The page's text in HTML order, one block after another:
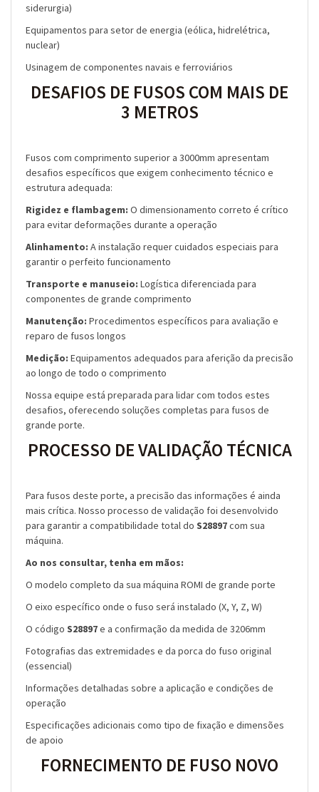
siderurgia)
Equipamentos para setor de energia (eólica, hidrelétrica,
nuclear)
Usinagem de componentes navais e ferroviários
DESAFIOS DE FUSOS COM MAIS DE
3 METROS
Fusos com comprimento superior a 3000mm apresentam
desafios específicos que exigem conhecimento técnico e
estrutura adequada:
Rigidez e flambagem: O dimensionamento correto é crítico
para evitar deformações durante a operação
Alinhamento: A instalação requer cuidados especiais para
garantir o perfeito funcionamento
Transporte e manuseio: Logística diferenciada para
componentes de grande comprimento
Manutenção: Procedimentos específicos para avaliação e
reparo de fusos longos
Medição: Equipamentos adequados para aferição da precisão
ao longo de todo o comprimento
Nossa equipe está preparada para lidar com todos estes
desafios, oferecendo soluções completas para fusos de
grande porte.
PROCESSO DE VALIDAÇÃO TÉCNICA
Para fusos deste porte, a precisão das informações é ainda
mais crítica. Nosso processo de validação foi desenvolvido
para garantir a compatibilidade total do S28897com sua
máquina.
Ao nos consultar, tenha em mãos:
O modelo completo da sua máquina ROMI de grande porte
O eixo específico onde o fuso será instalado (X, Y, Z, W)
O código S28897e a confirmação da medida de 3206mm
Fotografias das extremidades e da porca do fuso original
(essencial)
Informações detalhadas sobre a aplicação e condições de
operação
Especificações adicionais como tipo de fixação e dimensões
de apoio
FORNECIMENTO DE FUSO NOVO